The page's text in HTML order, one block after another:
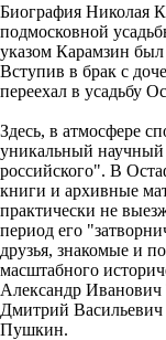
Биография Николая
подмосковной
указом Карамзин был
Вступив в брак с
переехал в усадьбу
Здесь, в атмосфере
уникальный научный
российского". В
книги и архивные
практически не
период его
друзья, знакомые и
масштабного
Александр
Дмитрий
Пушкин.